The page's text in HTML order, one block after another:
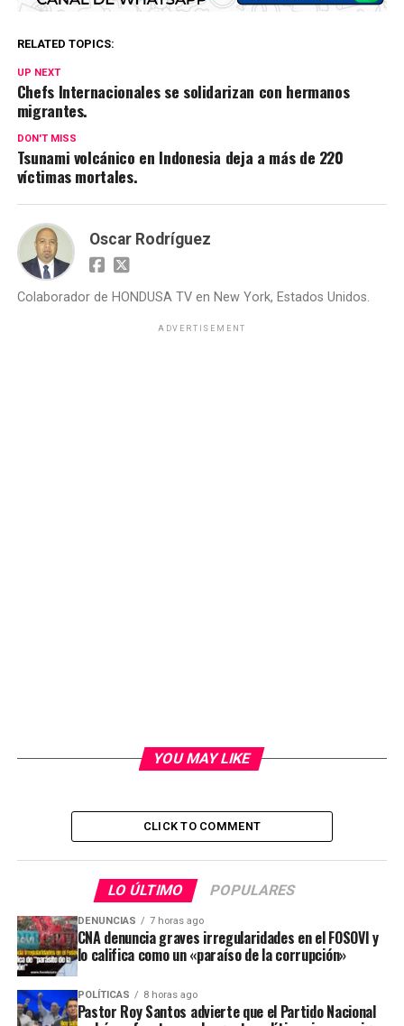
RELATED TOPICS:
UP NEXT
Chefs Internacionales se solidarizan con hermanos
migrantes.
DON'T MISS
Tsunami volcánico en Indonesia deja a más de 220
víctimas mortales.
Oscar Rodríguez
Colaborador de HONDUSA TV en New York, Estados Unidos.
ADVERTISEMENT
YOU MAY LIKE
CLICK TO COMMENT
LO ÚLTIMO POPULARES
DENUNCIAS 7 horas ago
CNA denuncia graves irregularidades en el FOSOVI y
lo califica como un «paraíso de la corrupción»
POLÍTICAS 8 horas ago
Pastor Roy Santos advierte que el Partido Nacional